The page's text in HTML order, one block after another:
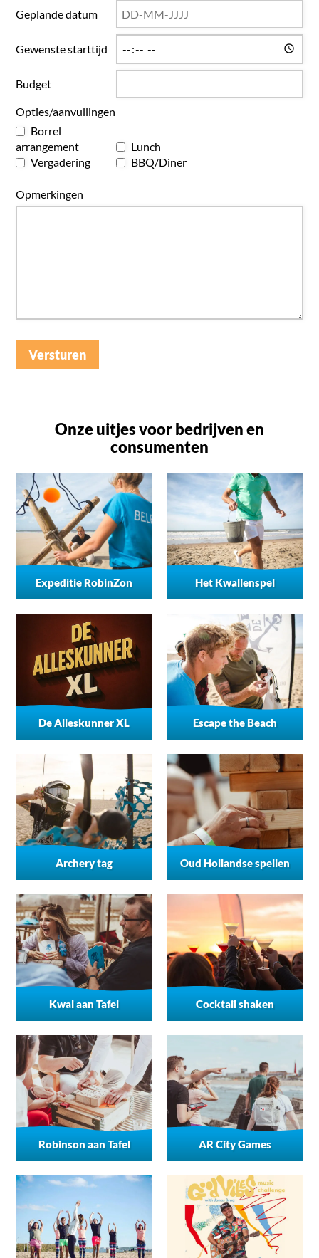
Geplande datum
Gewenste starttijd
Budget
Opties/aanvullingen
Borrel
arrangement
Lunch
Vergadering
BBQ/Diner
Opmerkingen
Versturen
Onze uitjes voor bedrijven en
consumenten
Expeditie RobinZon Het Kwallenspel
De Alleskunner XL Escape the Beach
Archery tag Oud Hollandse spellen
Kwal aan Tafel Cocktail shaken
Robinson aan Tafel AR City Games